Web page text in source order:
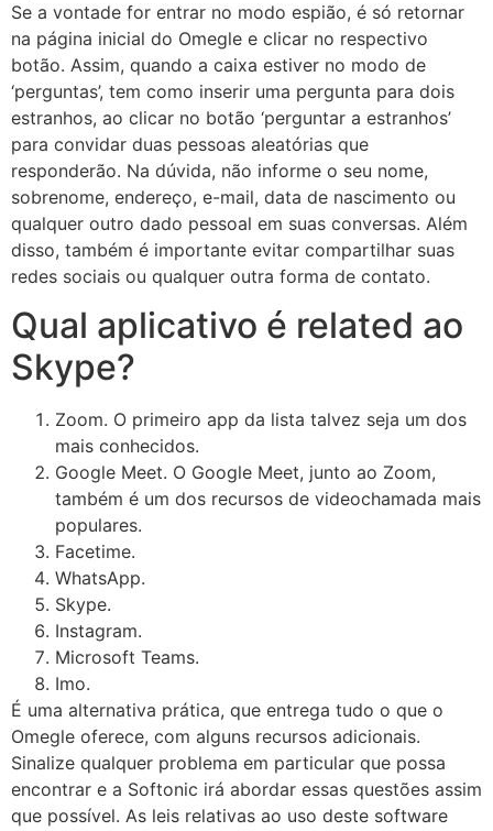
Se a vontade for entrar no modo espião, é só retornar
na página inicial do Omegle e clicar no respectivo
botão. Assim, quando a caixa estiver no modo de
‘perguntas’, tem como inserir uma pergunta para dois
estranhos, ao clicar no botão ‘perguntar a estranhos’
para convidar duas pessoas aleatórias que
responderão. Na dúvida, não informe o seu nome,
sobrenome, endereço, e-mail, data de nascimento ou
qualquer outro dado pessoal em suas conversas. Além
disso, também é importante evitar compartilhar suas
redes sociais ou qualquer outra forma de contato.
Qual aplicativo é related ao
Skype?
Zoom. O primeiro app da lista talvez seja um dos
mais conhecidos.
Google Meet. O Google Meet, junto ao Zoom,
também é um dos recursos de videochamada mais
populares.
Facetime.
WhatsApp.
Skype.
Instagram.
Microsoft Teams.
Imo.
É uma alternativa prática, que entrega tudo o que o
Omegle oferece, com alguns recursos adicionais.
Sinalize qualquer problema em particular que possa
encontrar e a Softonic irá abordar essas questões assim
que possível. As leis relativas ao uso deste software